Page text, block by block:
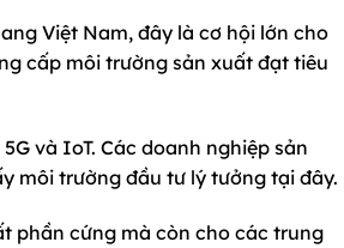
Việt Nam, đây là cơ hội lớn cho
cấp môi trường sản xuất đạt tiêu
và IoT. Các doanh nghiệp sản
môi trường đầu tư lý tưởng tại đây.
phần cứng mà còn cho các trung